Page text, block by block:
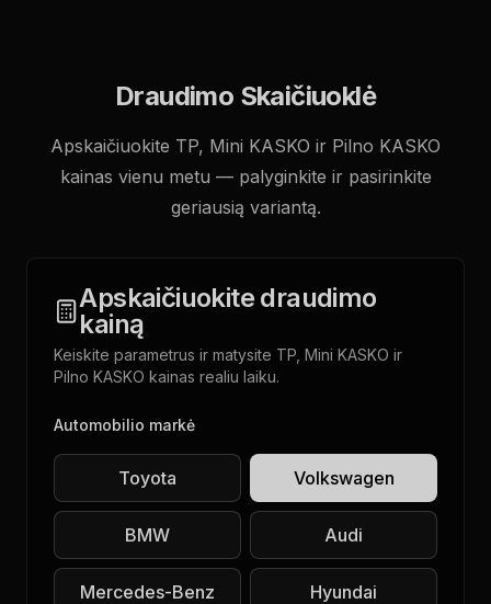
Draudimo Skaičiuoklė
Apskaičiuokite TP, Mini KASKO ir Pilno KASKO
kainas vienu metu — palyginkite ir pasirinkite
geriausią variantą.
Apskaičiuokite draudimo
kainą
Keiskite parametrus ir matysite TP, Mini KASKO ir
Pilno KASKO kainas realiu laiku.
Automobilio markė
Toyota Volkswagen
BMW Audi
Mercedes-Benz Hyundai